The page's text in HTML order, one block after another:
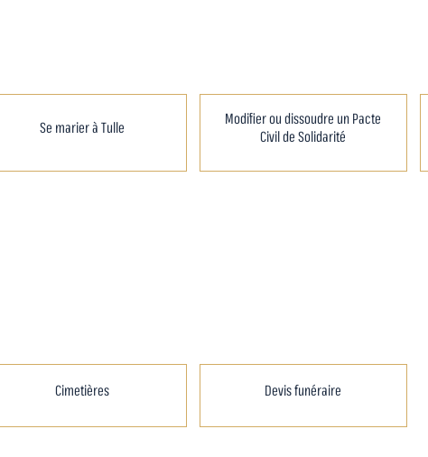
Se marier à Tulle
Modifier ou dissoudre un Pacte
Civil de Solidarité
Cimetières Devis funéraire